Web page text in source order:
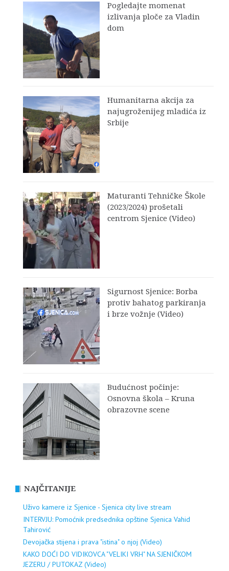
Pogledajte momenat
izlivanja ploče za Vladin
dom
Humanitarna akcija za
najugroženijeg mladića iz
Srbije
Maturanti Tehničke Škole
(2023/2024) prošetali
centrom Sjenice (Video)
Sigurnost Sjenice: Borba
protiv bahatog parkiranja
i brze vožnje (Video)
Budućnost počinje:
Osnovna škola – Kruna
obrazovne scene
NAJČITANIJE
Uživo kamere iz Sjenice - Sjenica city live stream
INTERVJU: Pomoćnik predsednika opštine Sjenica Vahid
Tahirović
Devojačka stijena i prava "istina" o njoj (Video)
KAKO DOĆI DO VIDIKOVCA "VELIKI VRH" NA SJENIČKOM
JEZERU / PUTOKAZ (Video)